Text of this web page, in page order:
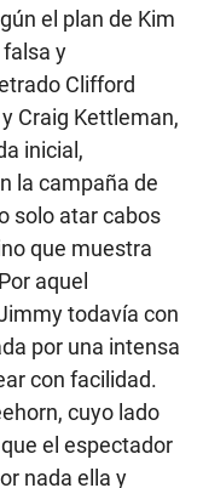
el plan de Kim
y
Clifford
Craig Kettleman,
inicial,
la campaña de
solo atar cabos
que muestra
aquel
todavía con
por una intensa
con facilidad.
cuyo lado
el espectador
nada ella y